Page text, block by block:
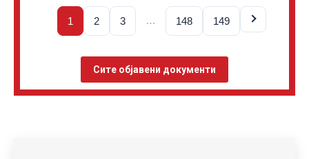
1 2 3 … 148 149
Сите објавени документи